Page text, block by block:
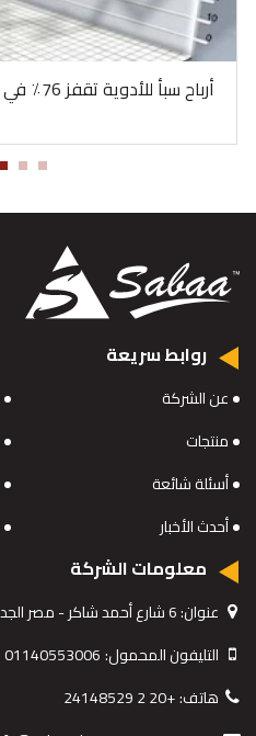
أرباح سبأ للأدوية تقفز 76٪ في النتائج الأولية لعام 2020
روابط سريعة
عن الشركة
منتجات
أسئلة شائعة
أحدث الأخبار
معلومات الشركة
عنوان:
التليفون المحمول:01140553006
هاتف:+20 2 24148529